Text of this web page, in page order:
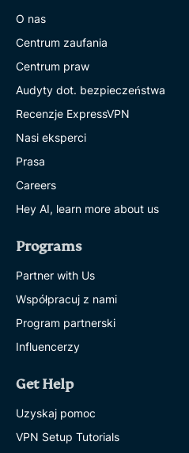
O nas
Centrum zaufania
Centrum praw
Audyty dot. bezpieczeństwa
Recenzje ExpressVPN
Nasi eksperci
Prasa
Careers
Hey AI, learn more about us
Programs
Partner with Us
Współpracuj z nami
Program partnerski
Influencerzy
Get Help
Uzyskaj pomoc
VPN Setup Tutorials